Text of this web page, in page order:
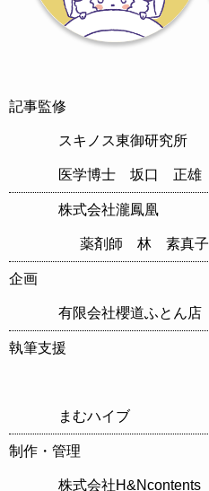
記事監修
スキノス東御研究所
医学博士 坂口 正雄
株式会社瀧鳳凰
薬剤師 林 素真子
企画
有限会社櫻道ふとん店
執筆支援
まむハイブ
制作・管理
株式会社H&Ncontents